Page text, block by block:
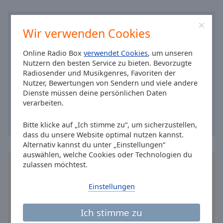
Wir verwenden Cookies
Online Radio Boxverwendet Cookies, um unseren
Nutzern den besten Service zu bieten. Bevorzugte
Radiosender und Musikgenres, Favoriten der
Nutzer, Bewertungen von Sendern und viele andere
Dienste müssen deine persönlichen Daten
verarbeiten.
Bitte klicke auf „Ich stimme zu“, um sicherzustellen,
dass du unsere Website optimal nutzen kannst.
Alternativ kannst du unter „Einstellungen“
auswählen, welche Cookies oder Technologien du
zulassen möchtest.
Ich stimme zu
Einstellungen
Area
Opacity
Installieren Sie gratis
Sie Ihr Lieblingsradio online an, wo Sie immer